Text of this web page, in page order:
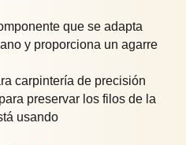
que se adapta
y proporciona un agarre
carpintería de precisión
preservar los filos de la
usando